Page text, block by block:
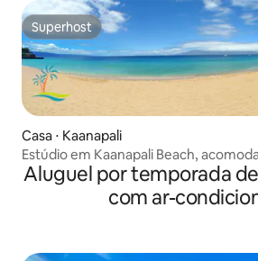
Superhost
Superhost
Casa ⋅ Kaanapali
Estúdio em Kaanapali Beach,
de praia, Havaí
Aluguel por temporada
com ar-